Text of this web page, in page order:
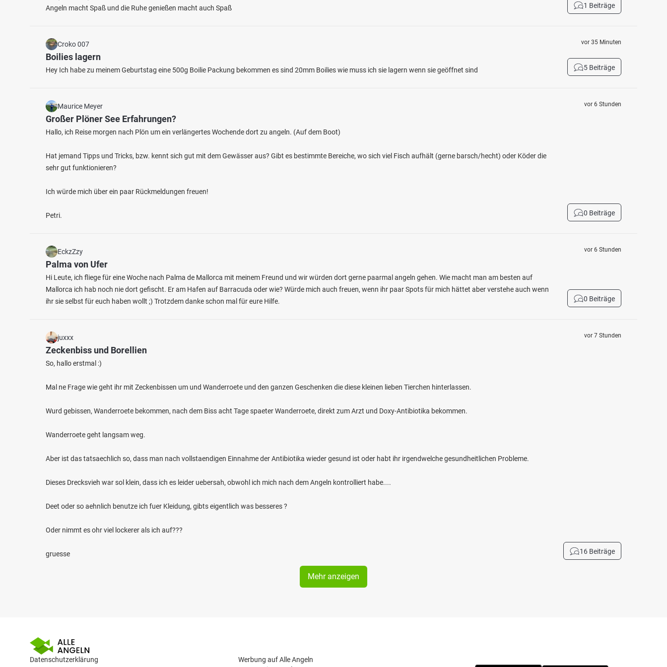
Tiefer See (Lychen)
Fischarten: Flussbarsch Fischarten: Bachforelle
Angeln macht Spaß und die Ruhe genießen macht auch Spaß 1 Beiträge
Croko 007
Boilies lagern
Hey Ich habe zu meinem Geburtstag eine 500g Boilie Packung bekommen es sind 20mm Boilies wie muss ich sie lagern wenn sie geöffnet sind
vor 35 Minuten
5 Beiträge
Maurice Meyer
Großer Plöner See Erfahrungen?
Hallo, ich Reise morgen nach Plön um ein verlängertes Wochende dort zu angeln. (Auf dem Boot)
Hat jemand Tipps und Tricks, bzw. kennt sich gut mit dem Gewässer aus? Gibt es bestimmte Bereiche, wo sich viel Fisch aufhält (gerne barsch/hecht) oder Köder die
sehr gut funktionieren?
Ich würde mich über ein paar Rückmeldungen freuen!
Petri.
vor 6 Stunden
0 Beiträge
EckzZzy
Palma von Ufer
Hi Leute, ich fliege für eine Woche nach Palma de Mallorca mit meinem Freund und wir würden dort gerne paarmal angeln gehen. Wie macht man am besten auf
Mallorca ich hab noch nie dort gefischt. Er am Hafen auf Barracuda oder wie? Würde mich auch freuen, wenn ihr paar Spots für mich hättet aber verstehe auch wenn
ihr sie selbst für euch haben wollt ;) Trotzdem danke schon mal für eure Hilfe.
vor 6 Stunden
0 Beiträge
juxxx
Zeckenbiss und Borellien
So, hallo erstmal :)
Mal ne Frage wie geht ihr mit Zeckenbissen um und Wanderroete und den ganzen Geschenken die diese kleinen lieben Tierchen hinterlassen.
Wurd gebissen, Wanderroete bekommen, nach dem Biss acht Tage spaeter Wanderroete, direkt zum Arzt und Doxy-Antibiotika bekommen.
Wanderroete geht langsam weg.
Aber ist das tatsaechlich so, dass man nach vollstaendigen Einnahme der Antibiotika wieder gesund ist oder habt ihr irgendwelche gesundheitlichen Probleme.
Dieses Drecksvieh war sol klein, dass ich es leider uebersah, obwohl ich mich nach dem Angeln kontrolliert habe....
Deet oder so aehnlich benutze ich fuer Kleidung, gibts eigentlich was besseres ?
Oder nimmt es ohr viel lockerer als ich auf???
gruesse
vor 7 Stunden
16 Beiträge
Mehr anzeigen
Datenschutzerklärung
Werbung auf Alle Angeln